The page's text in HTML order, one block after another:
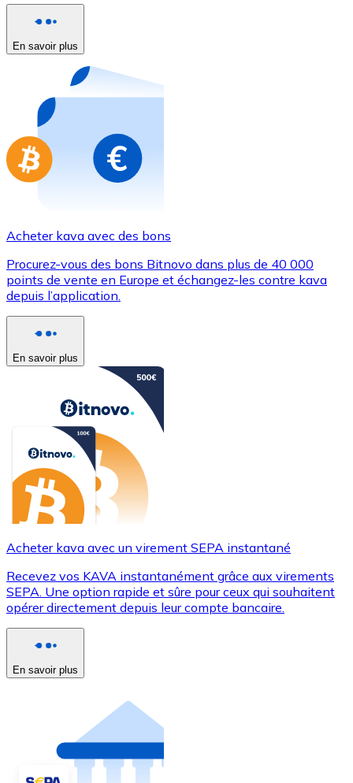
Acheter avec carte
Nouveau
Achetez des cartes-cadeaux de vos marques
Aller à la boutique de cartes-cadeaux
En savoir plus
Acheter kava avec des bons
Procurez-vous des bons Bitnovo dans plus de 40 000
points de vente en Europe et échangez-les contre kava
depuis l’application.
En savoir plus
Acheter kava avec un virement SEPA instantané
Recevez vos KAVA instantanément grâce aux virements
SEPA. Une option rapide et sûre pour ceux qui souhaitent
opérer directement depuis leur compte bancaire.
En savoir plus